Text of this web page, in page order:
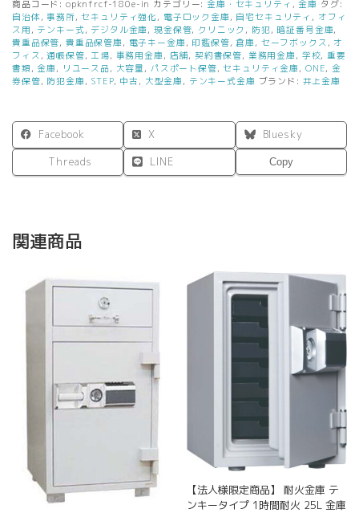
キ
ー
タ
イ
プ
耐
火
93L
金
ュ
リ
商品コード: opknfrcf-180e-in カテゴリー:金庫・セキュリティ ,金庫 タグ:
自治体,事務所,セキュリティ強化 , 電子ロック金庫 , 自宅セキュリティ , オフィ
ス用 , テンキー式, デジタル金庫 , 現金保管, クリニック , 防犯, 暗証番号金庫,
貴重品保管, 貴重品保管庫 , 電子キー金庫 , 印鑑保管,倉庫 , セーフボックス , オ
フィス ,通帳保管, 工場, 事務用金庫 , 店舗, 契約書保管, 業務用金庫 , 学校, 重要
書類 ,金庫 , リユース品, 大容量 , パスポート保管,セキュリティ金庫 , ONE,金
券保管, 防犯金庫 , STEP, 中古 , 大型金庫 , テンキー式金庫 ブランド: 井上金庫
Facebook X
Bluesky
Threads
LINE Copy
関連商品
【法人様限定商品】 耐火金庫 テ
ンキータイプ 1時間耐火 25L 金庫